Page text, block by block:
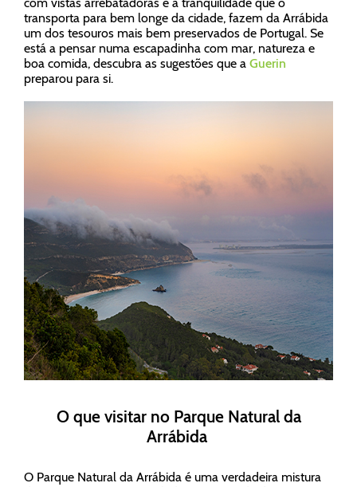
transporta para bem longe da cidade, fazem da Arrábida
um dos tesouros mais bem preservados de Portugal. Se
está a pensar numa escapadinha com mar, natureza e
boa comida, descubra as sugestões que a Guerin
preparou para si.
O que visitar no Parque Natural da
Arrábida
O Parque Natural da Arrábida é uma verdadeira mistura